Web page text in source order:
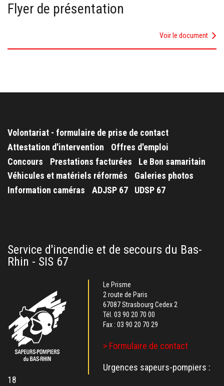
Flyer de présentation
Voir le document
Volontariat - formulaire de prise de contact
Attestation d'intervention
Offres d'emploi
Concours
Prestations facturées
Le Bon samaritain
Véhicules et matériels réformés
Galeries photos
Information caméras
ADJSP 67 UDSP 67
Service d'incendie et de secours du Bas-
Rhin - SIS 67
Le Prisme
2 route de Paris
67087 Strasbourg Cedex 2
Tél. 03 90 20 70 00
Fax : 03 90 20 70 29
> Formulaire de contact
Urgences sapeurs-pompiers :
18